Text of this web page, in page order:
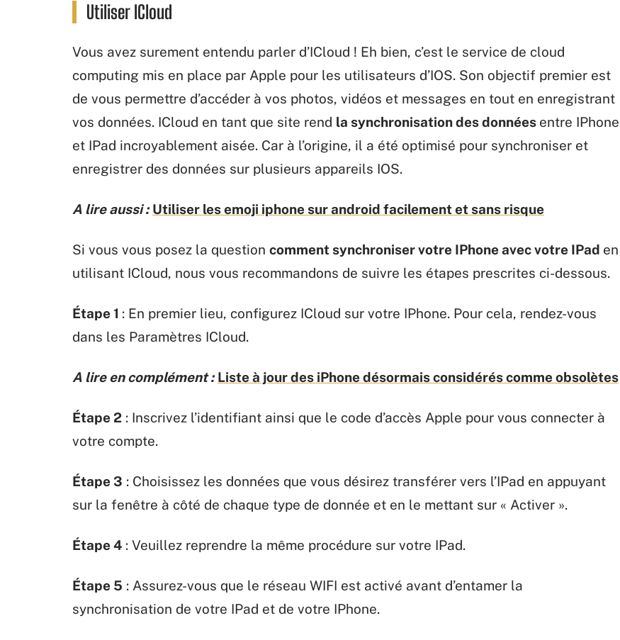
Utiliser ICloud
Vous avez surement entendu parler d’ICloud ! Eh bien, c’est le service de cloud
computing mis en place par Apple pour les utilisateurs d’IOS. Son objectif premier est
de vous permettre d’accéder à vos photos, vidéos et messages en tout en enregistrant
vos données. ICloud en tant que site rend la synchronisation des données entre IPhone
et IPad incroyablement aisée. Car à l’origine, il a été optimisé pour synchroniser et
enregistrer des données sur plusieurs appareils IOS.
A lire aussi : Utiliser les emoji iphone sur android facilement et sans risque
Si vous vous posez la question comment synchroniser votre IPhone avec votre IPad en
utilisant ICloud, nous vous recommandons de suivre les étapes prescrites ci-dessous.
Étape 1 : En premier lieu, configurez ICloud sur votre IPhone. Pour cela, rendez-vous
dans les Paramètres ICloud.
A lire en complément : Liste à jour des iPhone désormais considérés comme obsolètes
Étape 2 : Inscrivez l’identifiant ainsi que le code d’accès Apple pour vous connecter à
votre compte.
Étape 3 : Choisissez les données que vous désirez transférer vers l’IPad en appuyant
sur la fenêtre à côté de chaque type de donnée et en le mettant sur « Activer ».
Étape 4 : Veuillez reprendre la même procédure sur votre IPad.
Étape 5 : Assurez-vous que le réseau WIFI est activé avant d’entamer la
synchronisation de votre IPad et de votre IPhone.